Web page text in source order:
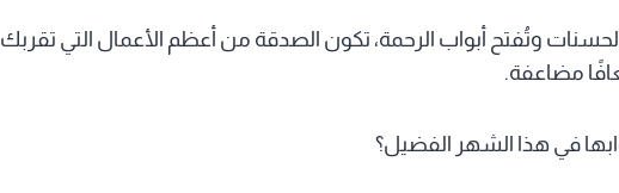
وتُفتح أبواب الرحمة، تكون الصدقة من أعظم الأعمال التي تقربك
مضاعفة.
في هذا الشهر الفضيل؟